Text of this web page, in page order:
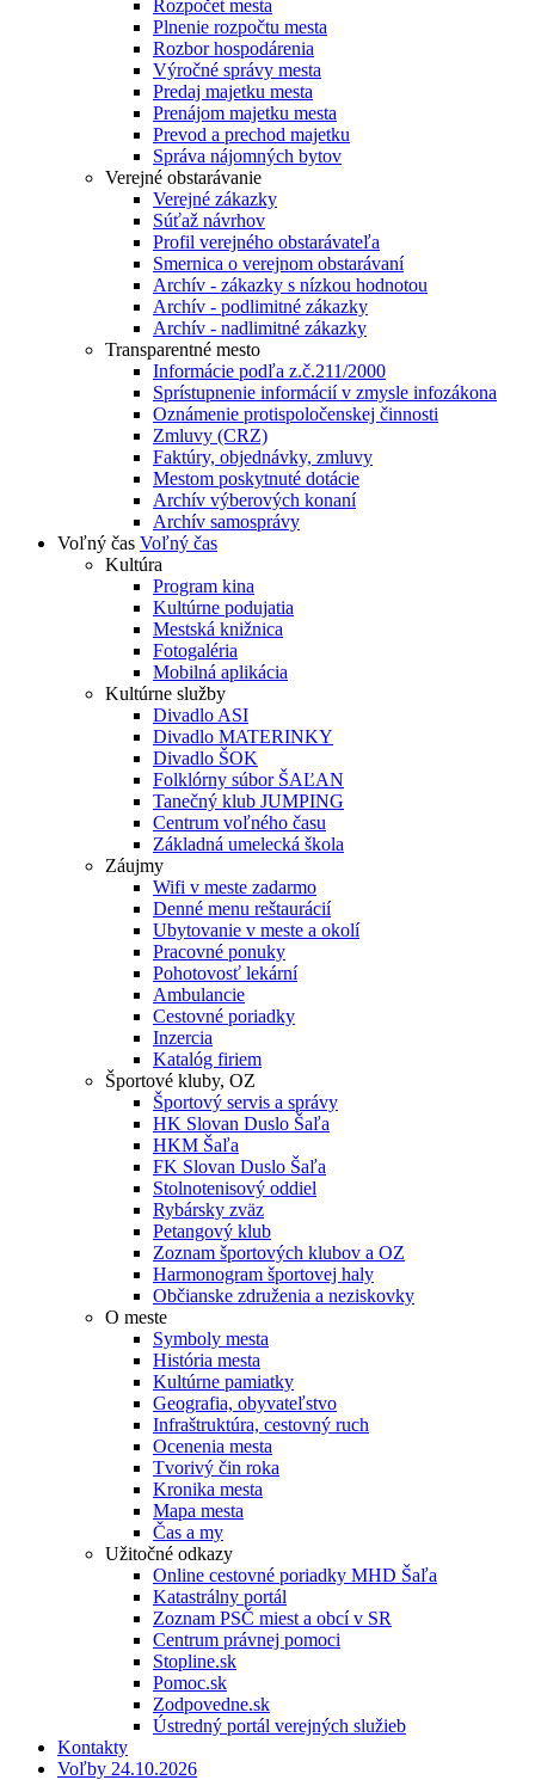
Rozpočet mesta
Plnenie rozpočtu mesta
Rozbor hospodárenia
Výročné správy mesta
Predaj majetku mesta
Prenájom majetku mesta
Prevod a prechod majetku
Správa nájomných bytov
Verejné obstarávanie
Verejné zákazky
Súťaž návrhov
Profil verejného obstarávateľa
Smernica o verejnom obstarávaní
Archív - zákazky s nízkou hodnotou
Archív - podlimitné zákazky
Archív - nadlimitné zákazky
Transparentné mesto
Informácie podľa z.č.211/2000
Sprístupnenie informácií v zmysle infozákona
Oznámenie protispoločenskej činnosti
Zmluvy (CRZ)
Faktúry, objednávky, zmluvy
Mestom poskytnuté dotácie
Archív výberových konaní
Archív samosprávy
Voľný čas Voľný čas
Kultúra
Program kina
Kultúrne podujatia
Mestská knižnica
Fotogaléria
Mobilná aplikácia
Kultúrne služby
Divadlo ASI
Divadlo MATERINKY
Divadlo ŠOK
Folklórny súbor ŠAĽAN
Tanečný klub JUMPING
Centrum voľného času
Základná umelecká škola
Záujmy
Wifi v meste zadarmo
Denné menu reštaurácií
Ubytovanie v meste a okolí
Pracovné ponuky
Pohotovosť lekární
Ambulancie
Cestovné poriadky
Inzercia
Katalóg firiem
Športové kluby, OZ
Športový servis a správy
HK Slovan Duslo Šaľa
HKM Šaľa
FK Slovan Duslo Šaľa
Stolnotenisový oddiel
Rybársky zväz
Petangový klub
Zoznam športových klubov a OZ
Harmonogram športovej haly
Občianske združenia a neziskovky
O meste
Symboly mesta
História mesta
Kultúrne pamiatky
Geografia, obyvateľstvo
Infraštruktúra, cestovný ruch
Ocenenia mesta
Tvorivý čin roka
Kronika mesta
Mapa mesta
Čas a my
Užitočné odkazy
Online cestovné poriadky MHD Šaľa
Katastrálny portál
Zoznam PSČ miest a obcí v SR
Centrum právnej pomoci
Stopline.sk
Pomoc.sk
Zodpovedne.sk
Ústredný portál verejných služieb
Kontakty
Voľby 24.10.2026